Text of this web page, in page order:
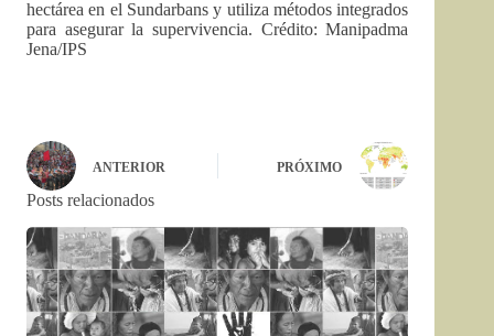
hectárea en el Sundarbans y utiliza métodos integrados
para asegurar la supervivencia. Crédito: Manipadma
Jena/IPS
ANTERIOR PRÓXIMO
Posts relacionados